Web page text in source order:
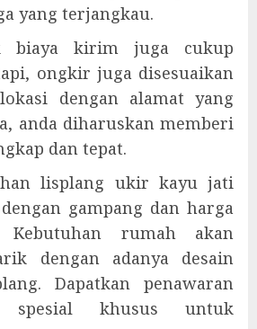
yang terjangkau.
biaya kirim juga cukup
ongkir juga disesuaikan
dengan alamat yang
anda diharuskan memberi
dan tepat.
lisplang ukir kayu jati
gampang dan harga
rumah akan
dengan adanya desain
Dapatkan penawaran
spesial khusus untuk